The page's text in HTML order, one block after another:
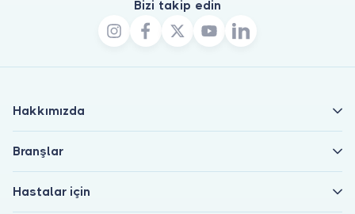
Bizi takip edin
Hakkımızda
Branşlar
Hastalar için